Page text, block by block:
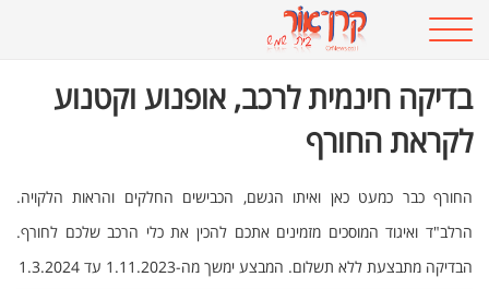
בדיקה חינמית לרכב, אופנוע וקטנוע
לקראת החורף
החורף כבר כמעט כאן ואיתו הגשם, הכבישים החלקים והראות הלקויה.
הרלב"ד ואיגוד המוסכים מזמינים אתכם להכין את כלי הרכב שלכם לחורף.
הבדיקה מתבצעת ללא תשלום. המבצע ימשך מה-1.11.2023 עד 1.3.2024